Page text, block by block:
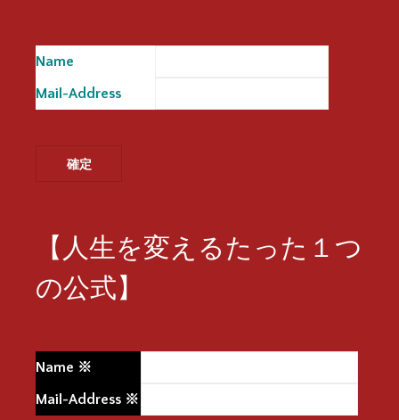
Name
Mail-Address
【人生を変えるたった１つ
の公式】
Name ※
Mail-Address ※